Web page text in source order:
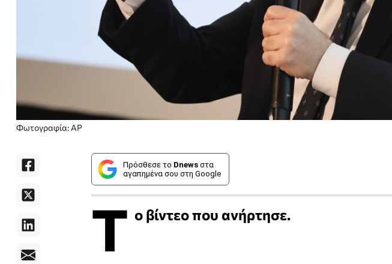
Φωτογραφία: AP
Πρόσθεσε το Dnews στα
αγαπημένα σου στη Google
Τ ο βίντεο που ανήρτησε.